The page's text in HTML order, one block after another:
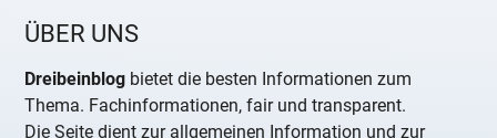
ÜBER UNS
Dreibeinblog bietet die besten Informationen zum
Thema. Fachinformationen, fair und transparent.
Die Seite dient zur allgemeinen Information und zur